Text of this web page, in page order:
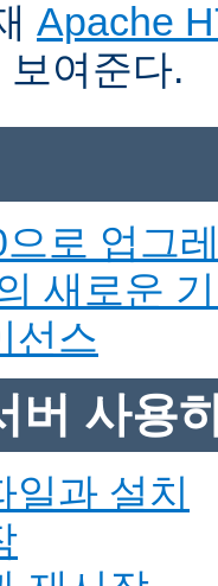
Apache
보여준다.
로 업그
새로운
선스
버 사용
일과 설치